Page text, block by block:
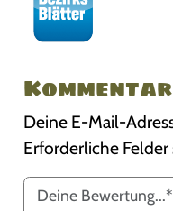
Deine E-Mail-
Erforderliche